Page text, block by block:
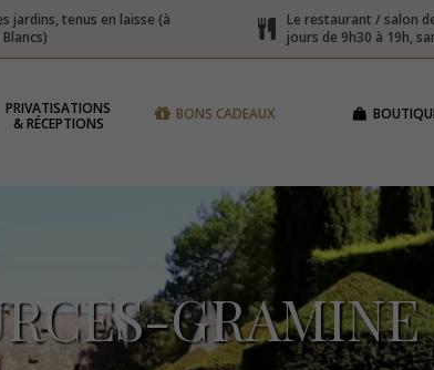
jardins, tenus en laisse (à
Le restaurant / salon
jours de 9h30 à 19h,
PRIVATISATIONS
& RÉCEPTIONS
BONS CADEAUX
GRAMINE